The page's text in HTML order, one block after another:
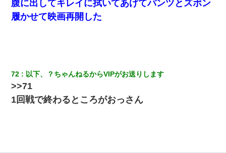
腹に出してキレイに拭いてあげてパンツとズボン
履かせて映画再開した
72 以下、？ちゃんねるからVIPがお送りします
>>71
1回戦で終わるところがおっさん